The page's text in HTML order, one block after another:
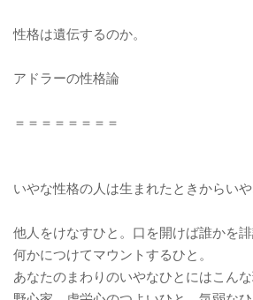
性格は遺伝するのか。
アドラーの性格論
＝＝＝＝＝＝＝＝
いやな性格の人は生まれたときからい
他人をけなすひと。口を開けば誰かを誹
何かにつけてマウントするひと。
あなたのまわりのいやなひとにはこんな